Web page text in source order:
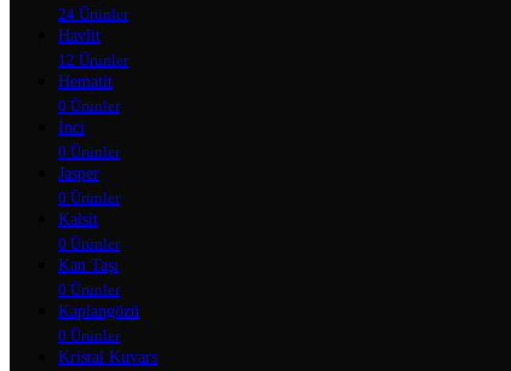
24 Ürünler
Havlit
12 Ürünler
Hematit
0 Ürünler
İnci
0 Ürünler
Jasper
0 Ürünler
Kalsit
0 Ürünler
Kan Taşı
0 Ürünler
Kaplangözü
0 Ürünler
Kristal Kuvars